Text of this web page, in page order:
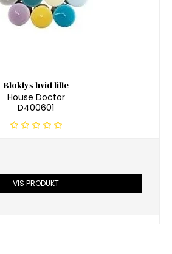
Bloklys hvid lille
House Doctor
D400601
VIS PRODUKT